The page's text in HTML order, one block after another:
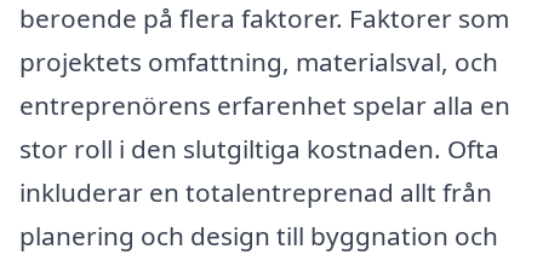
beroende på flera faktorer. Faktorer som
projektets omfattning, materialsval, och
entreprenörens erfarenhet spelar alla en
stor roll i den slutgiltiga kostnaden. Ofta
inkluderar en totalentreprenad allt från
planering och design till byggnation och